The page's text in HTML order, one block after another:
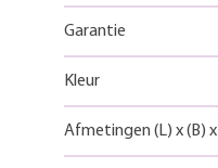
Garantie
Kleur
Afmetingen (L) x(B) x